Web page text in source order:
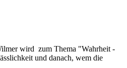
wird zum Thema "Wahrheit -
und danach, wem die